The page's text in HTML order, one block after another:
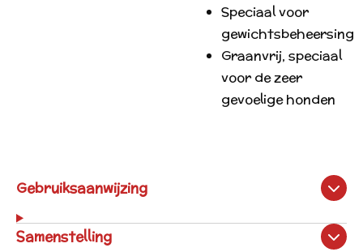
Speciaal voor
gewichtsbeheersing
Graanvrij, speciaal
voor de zeer
gevoelige honden
Gebruiksaanwijzing
Samenstelling